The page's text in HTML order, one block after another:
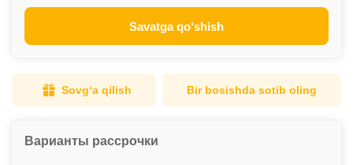
Savatga qo‘shish
Sovg‘a qilish Bir bosishda sotib oling
Варианты рассрочки